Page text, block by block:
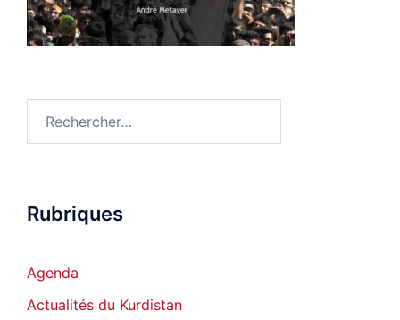
Rubriques
Agenda
Actualités du Kurdistan